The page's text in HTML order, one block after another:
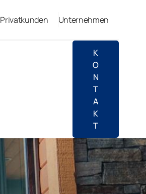
Privatkunden Unternehmen
K
O
N
T
A
K
T